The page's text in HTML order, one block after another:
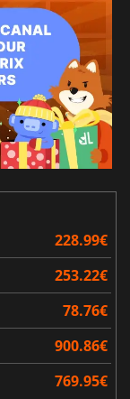
228.99€
253.22€
78.76€
900.86€
769.95€